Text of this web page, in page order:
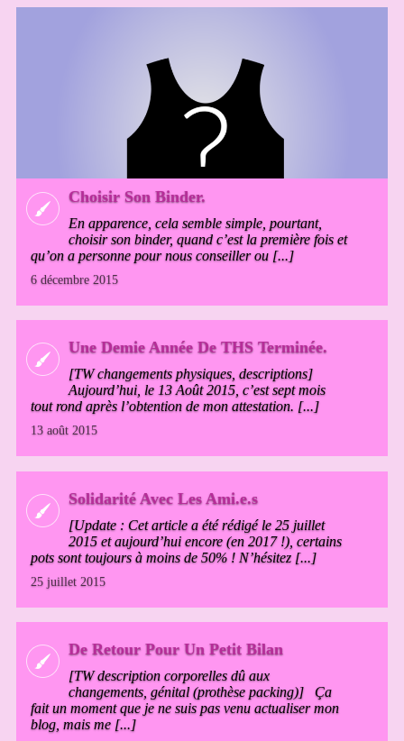
Choisir Son Binder.
En apparence, cela semble simple, pourtant,
choisir son binder, quand c’est la première fois et
qu’on a personne pour nous conseiller ou [...]
6 décembre 2015
Une Demie Année De THS Terminée.
[TW changements physiques, descriptions]
Aujourd’hui, le 13 Août 2015, c’est sept mois
tout rond après l’obtention de mon attestation. [...]
13 août 2015
Solidarité Avec Les Ami.e.s
[Update : Cet article a été rédigé le 25 juillet
2015 et aujourd’hui encore (en 2017 !), certains
pots sont toujours à moins de 50% ! N’hésitez [...]
25 juillet 2015
De Retour Pour Un Petit Bilan
[TW description corporelles dû aux
changements, génital (prothèse packing)] Ça
fait un moment que je ne suis pas venu actualiser mon
blog, mais me [...]